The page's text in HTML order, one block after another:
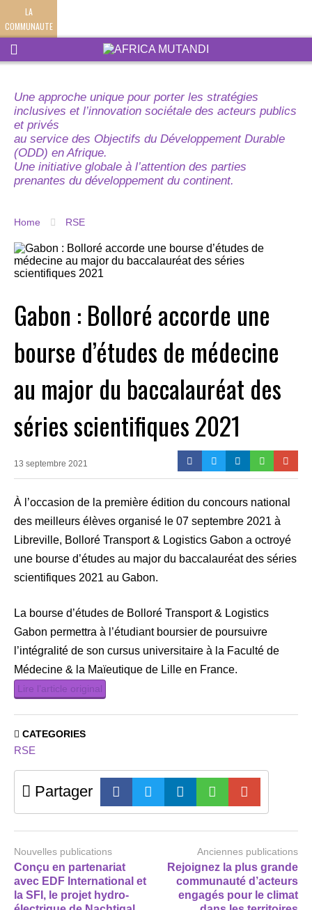
LA
COMMUNAUTE
Une approche unique pour porter les stratégies
inclusives et l’innovation sociétale des acteurs publics
et privés
au service des Objectifs du Développement Durable
(ODD) en Afrique.
Une initiative globale à l’attention des parties
prenantes du développement du continent.
Home RSE
Gabon : Bolloré accorde une
bourse d’études de médecine
au major du baccalauréat des
séries scientifiques 2021
13 septembre 2021
À l’occasion de la première édition du concours national
des meilleurs élèves organisé le 07 septembre 2021 à
Libreville, Bolloré Transport & Logistics Gabon a octroyé
une bourse d’études au major du baccalauréat des séries
scientifiques 2021 au Gabon.
La bourse d’études de Bolloré Transport & Logistics
Gabon permettra à l’étudiant boursier de poursuivre
l’intégralité de son cursus universitaire à la Faculté de
Médecine & la Maïeutique de Lille en France.
Lire l’article original
CATEGORIES
RSE
Partager
Nouvelles publications
Conçu en partenariat
avec EDF International et
la SFI, le projet hydro-
Anciennes publications
Rejoignez la plus grande
communauté d’acteurs
engagés pour le climat